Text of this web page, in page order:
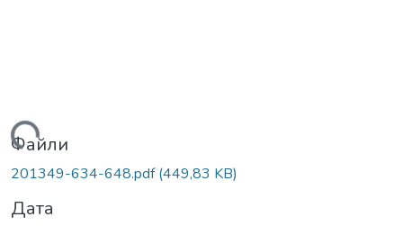
Файли
201349-634-648.pdf(449,83 KB)
Дата